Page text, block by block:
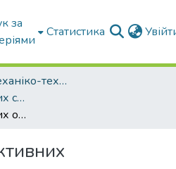
за
Статистика
Факультет Механіко-технологічний
Кафедра мехатронних систем тракторів та сільскогосподарських машин
Вплив конструктивних особливостей планетарних гідромоторів на зміну динамічних характеристик гідроприводів мехатронних систем самохідної техніки